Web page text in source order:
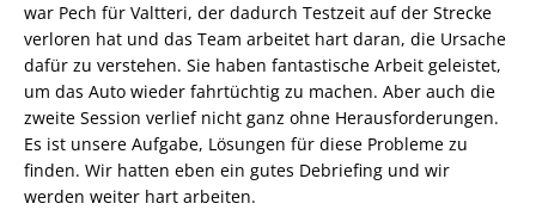
war Pech für Valtteri, der dadurch Testzeit auf der Strecke
verloren hat und das Team arbeitet hart daran, die Ursache
dafür zu verstehen. Sie haben fantastische Arbeit geleistet,
um das Auto wieder fahrtüchtig zu machen. Aber auch die
zweite Session verlief nicht ganz ohne Herausforderungen.
Es ist unsere Aufgabe, Lösungen für diese Probleme zu
finden. Wir hatten eben ein gutes Debriefing und wir
werden weiter hart arbeiten.